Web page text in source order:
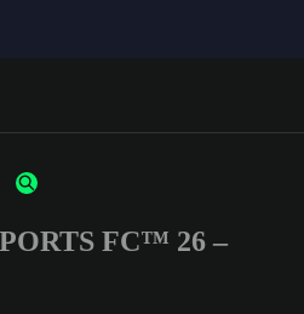
FC™ 26 –